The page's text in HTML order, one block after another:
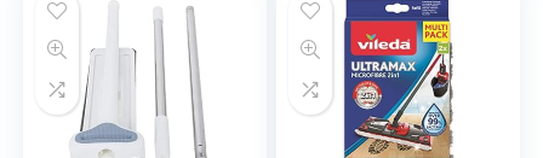
wisser voor…